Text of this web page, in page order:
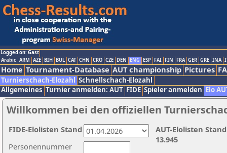
Logged on: Gast
Arabic ARM AZE BIH BUL CAT CHN CRO CZE DEN ENG ESP FAI FIN FRA GER GRE INA
Home Tournament-Database AUT championship Pictures
Turnierschach-Elozahl Schnellschach-Elozahl
Allgemeines Turnier anmelden: AUT FIDE Spieler anmelden Elo
Willkommen bei den offiziellen
Personennummer
AUT-Elolisten
13.945
FIDE-Elolisten Stand